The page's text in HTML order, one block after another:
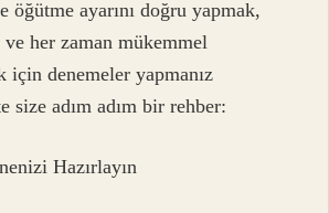
öğütme ayarını doğru yapmak,
her zaman mükemmel
için denemeler yapmanız
size adım adım bir rehber:
Hazırlayın